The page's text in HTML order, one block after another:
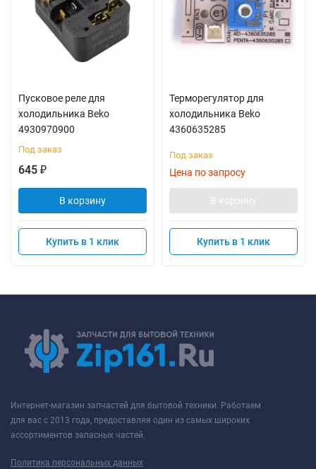
Пусковое реле для
холодильника Beko
4930970900
Под заказ
645 ₽
В корзину
Купить в 1 клик
Терморегулятор для
холодильника Beko
4360635285
Под заказ
Цена по запросу
В корзину
Купить в 1 клик
Интернет-магазин запчастей для бытовой техники. Работаем
для вас с 2013 года, предоставляя один из самых широких
ассортиментов запасных частей.
Политика персональных данных